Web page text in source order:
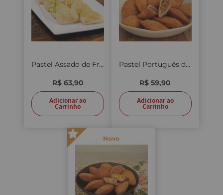
Pastel Assado de Frango 25 unid.
R$ 63,90
Adicionar ao
Carrinho
Pastel Português de Carne 12 unid.
R$ 59,90
Adicionar ao
Carrinho
Novo